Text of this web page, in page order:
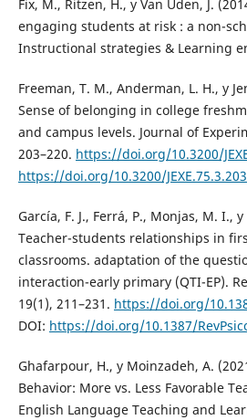
Fix, M., Ritzen, H., y Van Uden, J.
engaging students at risk : a non-
Instructional strategies & Learning
Freeman, T. M., Anderman, L. H., y
Sense of belonging in college
and campus levels. Journal of
203–220. https://doi.org/10.3200/
https://doi.org/10.3200/
García, F. J., Ferrá, P., Monjas, M. I.,
Teacher-students relationships in
classrooms. adaptation of the
interaction-early primary (QTI-EP).
19(1), 211–231. https://doi.org/
DOI: https://doi.org/10.1387/
Ghafarpour, H., y Moinzadeh, A.
Behavior: More vs. Less Favorable
English Language Teaching and